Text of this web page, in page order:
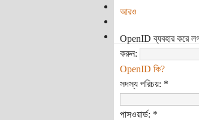
আরও
OpenID ব্যবহার করে
করুন:
OpenID কি?
সদস্য পরিচয়: *
পাসওয়ার্ড: *